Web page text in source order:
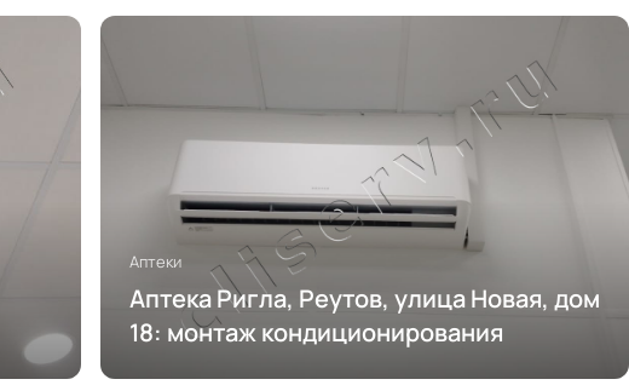
Аптеки
Аптека Ригла, Реутов, улица Новая, дом
18: монтаж кондиционирования